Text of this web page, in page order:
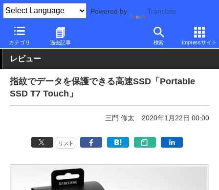
Powered by Translate
カテゴリ 過去記事 検索 Impressサイト
PC Watch 半導体/周辺機器 Samsung
レビュー
指紋でデータを保護できる高速SSD「Portable
SSD T7 Touch」
三門 修太 2020年1月22日 00:00
リスト